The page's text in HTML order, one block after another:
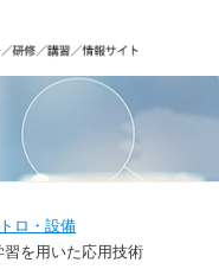
ロ・設備
を用いた応用技術